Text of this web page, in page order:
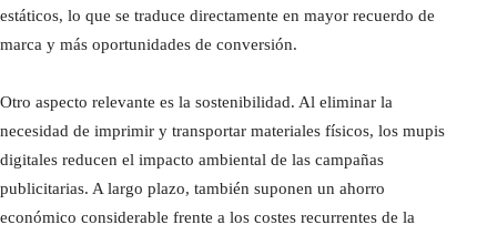
estáticos, lo que se traduce directamente en mayor recuerdo de
marca y más oportunidades de conversión.
Otro aspecto relevante es la sostenibilidad. Al eliminar la
necesidad de imprimir y transportar materiales físicos, los mupis
digitales reducen el impacto ambiental de las campañas
publicitarias. A largo plazo, también suponen un ahorro
económico considerable frente a los costes recurrentes de la